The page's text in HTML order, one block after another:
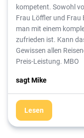
kompetent. Sowohl
Frau Löffler und Frau
man mit einem
zufrieden ist. Kann
Gewissen allen
Preis-Leistung. MBO
sagt Mike
Lesen